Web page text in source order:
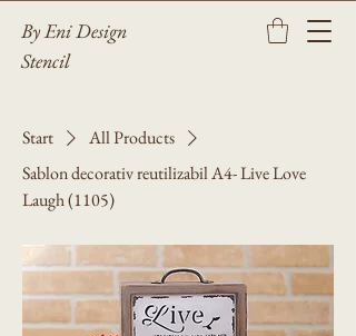
By Eni Design
Stencil
Start
All Products
Sablon decorativ reutilizabil A4- Live Love
Laugh (1105)